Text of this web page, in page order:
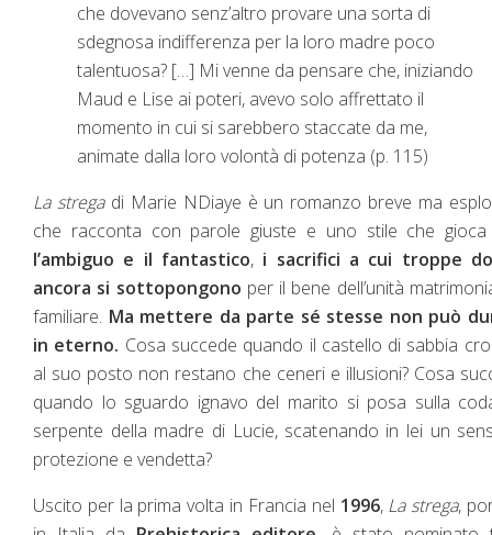
che dovevano senz’altro provare una sorta di
sdegnosa indifferenza per la loro madre poco
talentuosa? […] Mi venne da pensare che, iniziando
Maud e Lise ai poteri, avevo solo affrettato il
momento in cui si sarebbero staccate da me,
animate dalla loro volontà di potenza (p. 115)
La stregadi Marie NDiaye è un romanzo breve ma
che racconta con parole giuste e uno stile che
l’ambiguo e il fantastico, i sacrifici a cui troppe
ancora si sottopongono per il bene dell’unità
familiare. Ma mettere da parte sé stesse non può
in eterno. Cosa succede quando il castello di sabbia
al suo posto non restano che ceneri e illusioni? Cosa
quando lo sguardo ignavo del marito si posa sulla
serpente della madre di Lucie, scatenando in lei un
protezione e vendetta?
Uscito per la prima volta in Francia nel 1996, La strega,